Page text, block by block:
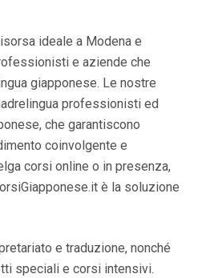
ideale a Modena e
e aziende che
giapponese. Le nostre
professionisti ed
che garantiscono
coinvolgente e
corsi online o in presenza,
è la soluzione
e traduzione, nonché
speciali e corsi intensivi.